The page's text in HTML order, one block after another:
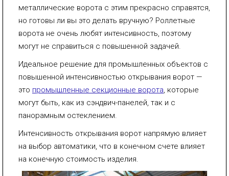
металлические ворота с этим прекрасно справятся,
но готовы ли вы это делать вручную? Роллетные
ворота не очень любят интенсивность, поэтому
могут не справиться с повышенной задачей.
Идеальное решение для промышленных объектов с
повышенной интенсивностью открывания ворот —
это промышленные секционные ворота, которые
могут быть, как из сэндвич-панелей, так и с
панорамным остеклением.
Интенсивность открывания ворот напрямую влияет
на выбор автоматики, что в конечном счете влияет
на конечную стоимость изделия.